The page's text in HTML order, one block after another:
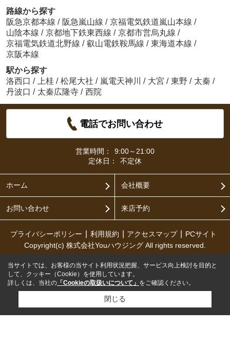
路線から探す
阪急京都本線 / 阪急嵐山線 / 京福電気鉄道嵐山本線 /
山陰本線 / 京都地下鉄東西線 / 京都市営烏丸線 /
京福電気鉄道北野線 / 叡山電鉄鞍馬線 / 東海道本線 /
京阪本線
駅から探す
洛西口 / 上桂 / 松尾大社 / 嵐電天神川 / 大宮 / 東野 / 太秦 /
丹波口 / 太秦広隆寺 / 西院
電話でお問い合わせ
営業時間：
9:00～21:00
定休日：
不定休
ホーム 会社概要
お問い合わせ 来店予約
プライバシーポリシー 利用規約 アクセスマップ
PCサイト
Copyright(c) 株式会社Youハウジング All rights reserved.
当サイトでは、お客様の当サイト利用状況把握、サービス向上検討を目的と
して、クッキー（Cookie）を使用しています。
詳しくは、当社の 「Cookieの取扱いについて」 をご確認ください。
閉じる